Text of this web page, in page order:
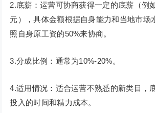
2.底薪：运营可协商获得一定的底薪（例
元），具体金额根据自身能力和当地市场
照自身原工资的50%来协商。
3.分成比例：通常为10%-20%。
4.适用情况：适合运营不熟悉的新类目，
投入的时间和精力成本。